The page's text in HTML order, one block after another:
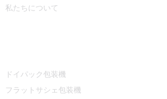
私たちについて
ドイパック包装機
フラットサシェ包装機